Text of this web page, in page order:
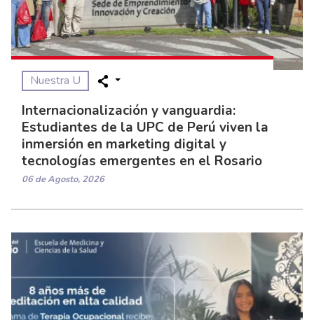
Nuestra U
Internacionalización y vanguardia:
Estudiantes de la UPC de Perú viven la
inmersión en marketing digital y
tecnologías emergentes en el Rosario
06 de Agosto, 2026